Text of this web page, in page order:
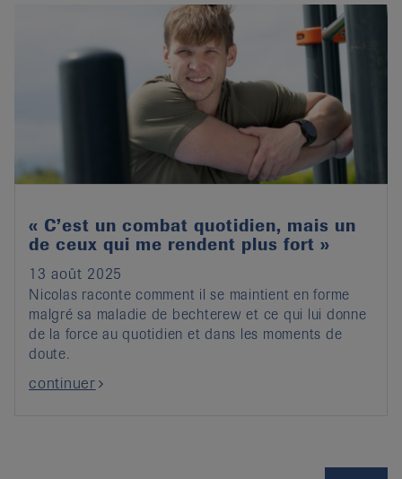
« C’est un combat quotidien, mais un
de ceux qui me rendent plus fort »
13 août 2025
Nicolas raconte comment il se maintient en forme
malgré sa maladie de bechterew et ce qui lui donne
de la force au quotidien et dans les moments de
doute.
continuer